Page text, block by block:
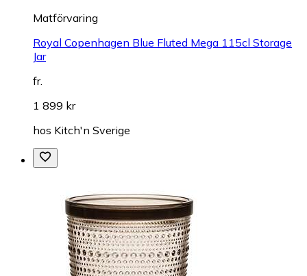
Matförvaring
Royal Copenhagen Blue Fluted Mega 115cl Storage
Jar
fr.
1 899 kr
hos Kitch'n Sverige